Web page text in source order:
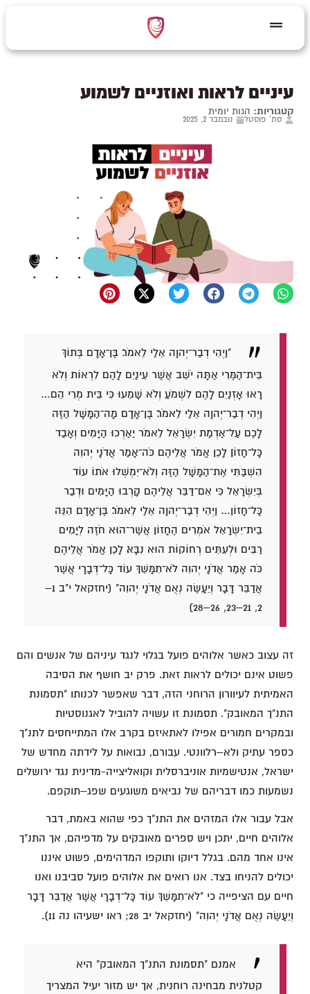
עיניים לראות ואוזניים לשמוע
קטגוריות: הגות יומית
סת' פוסטל נובמבר 2, 2025
"וַיְהִי דְבַר־יְהוָה אֵלַי לֵאמֹר׃ בֶּן־אָדָם בְּתוֹךְ
בֵּית־הַמֶּרִי אַתָּה יֹשֵׁב אֲשֶׁר עֵינַיִם לָהֶם לִרְאוֹת וְלֹא
רָאוּ אָזְנַיִם לָהֶם לִשְׁמֹעַ וְלֹא שָׁמֵעוּ כִּי בֵּית מְרִי הֵם…
וַיְהִי דְבַר־יְהוָה אֵלַי לֵאמֹר׃ בֶּן־אָדָם מָה־הַמָּשָׁל הַזֶּה
לָכֶם עַל־אַדְמַת יִשְׂרָאֵל לֵאמֹר יַאַרְכוּ הַיָּמִים וְאָבַד
כָּל־חָזוֹן׃ לָכֵן אֱמֹר אֲלֵיהֶם כֹּה־אָמַר אֲדֹנָי יְהוִה
הִשְׁבַּתִּי אֶת־הַמָּשָׁל הַזֶּה וְלֹא־יִמְשְׁלוּ אֹתוֹ עוֹד
בְּיִשְׂרָאֵל כִּי אִם־דַּבֵּר אֲלֵיהֶם קָרְבוּ הַיָּמִים וּדְבַר
כָּל־חָזוֹן… וַיְהִי דְבַר־יְהוָה אֵלַי לֵאמֹר׃ בֶּן־אָדָם הִנֵּה
בֵית־יִשְׂרָאֵל אֹמְרִים הֶחָזוֹן אֲשֶׁר־הוּא חֹזֶה לְיָמִים
רַבִּים וּלְעִתִּים רְחוֹקוֹת הוּא נִבָּא׃ לָכֵן אֱמֹר אֲלֵיהֶם
כֹּה אָמַר אֲדֹנָי יְהוִה לֹא־תִמָּשֵׁךְ עוֹד כָּל־דְּבָרָי אֲשֶׁר
אֲדַבֵּר דָּבָר וְיֵעָשֶׂה נְאֻם אֲדֹנָי יְהוִה" (יחזקאל י"ב 1–
2, 21–23, 26–28)
זה עצוב כאשר אלוהים פועל בגלוי לנגד עיניהם של אנשים והם
פשוט אינם יכולים לראות זאת. פרק יב חושף את הסיבה
האמיתית לעיוורון הרוחני הזה, דבר שאפשר לכנותו "תסמונת
התנ"ך המאובק". תסמונת זו עשויה להוביל לאגנוסטיות
ובמקרים חמורים אפילו לאתאיזם בקרב אלו המתייחסים לתנ"ך
כספר עתיק ולא–רלוונטי. עבורם, נבואות על לידתה מחדש של
ישראל, אנטישמיות אוניברסלית וקואליצייה-מדינית נגד ירושלים
נשמעות כמו דבריהם של נביאים משוגעים שפג–תוקפם.
אבל עבור אלו המזהים את התנ"ך כפי שהוא באמת, דבר
אלוהים חיים, יתכן ויש ספרים מאובקים על מדפיהם, אך התנ"ך
אינו אחד מהם. בגלל דיוקו ותוקפו המדהימים, פשוט איננו
יכולים להניחו בצד. אנו רואים את אלוהים פועל סביבנו ואנו
חיים עם הציפייה כי "לֹא־תִמָּשֵׁךְ עוֹד כָּל־דְּבָרָי אֲשֶׁר אֲדַבֵּר דָּבָר
וְיֵעָשֶׂה נְאֻם אֲדֹנָי יְהוִה" (יחזקאל יב 28; ראו ישעיהו נה 11).
אמנם "תסמונת התנ"ך המאובק" היא
קטלנית מבחינה רוחנית, אך יש מזור יעיל המצריך